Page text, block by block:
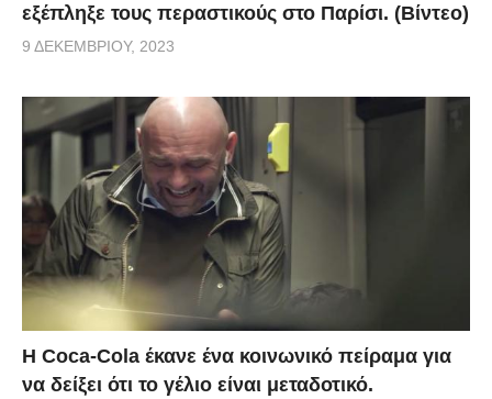
εξέπληξε τους περαστικούς στο Παρίσι. (Βίντεο)
9 ΔΕΚΕΜΒΡΊΟΥ, 2023
Η Coca-Cola έκανε ένα κοινωνικό πείραμα για
να δείξει ότι το γέλιο είναι μεταδοτικό.